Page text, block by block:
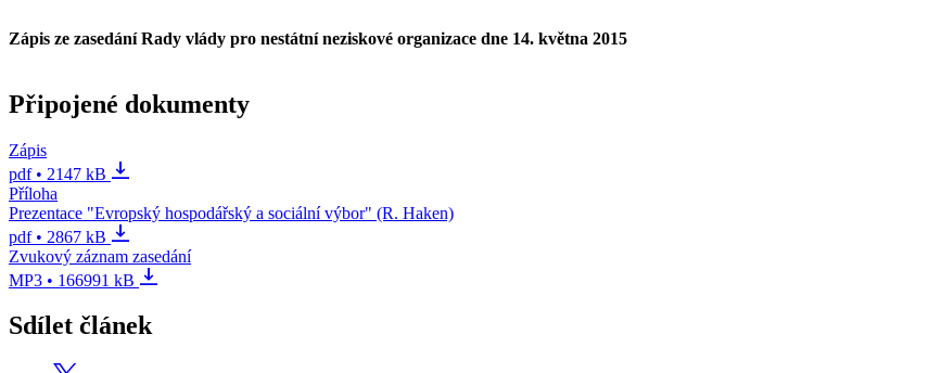
Zápis ze zasedání Rady vlády pro nestátní neziskové organizace dne 14. května 2015
Připojené dokumenty
Zápis
pdf • 2147 kB
Příloha
Prezentace "Evropský hospodářský a sociální výbor" (R. Haken)
pdf • 2867 kB
Zvukový záznam zasedání
MP3 • 166991 kB
Sdílet článek